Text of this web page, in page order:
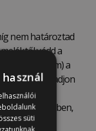
nem határoztad
védd a
ujjaiddal sem) a
összeragadjon
Ne tárold a
környezetben,
süti